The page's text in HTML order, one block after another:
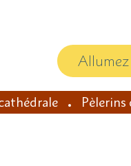
Allumez
Pèlerins